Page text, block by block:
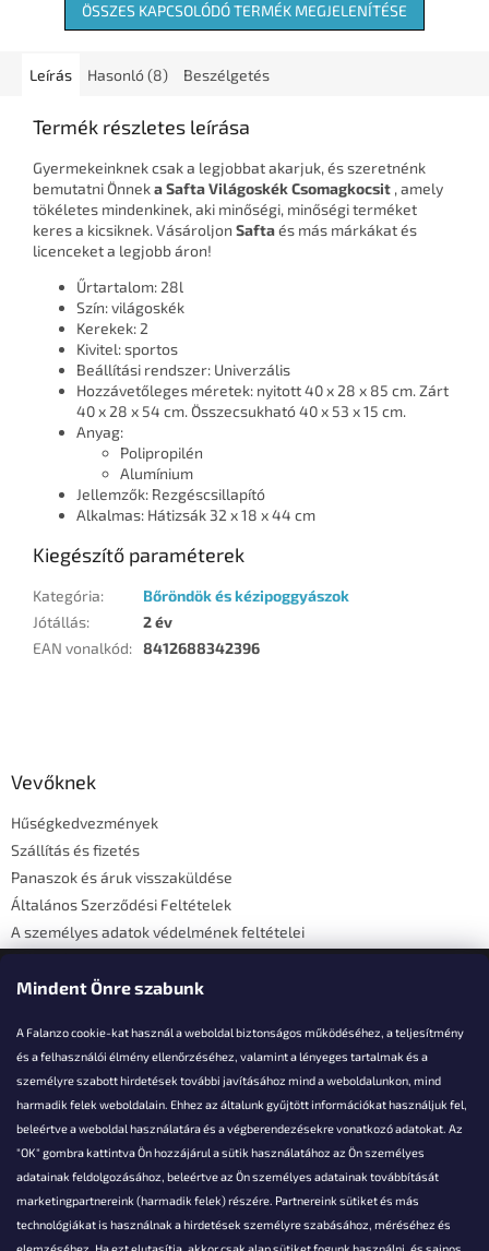
Mindent Önre szabunk
A Falanzo cookie-kat használ a weboldal biztonságos működéséhez, a teljesítmény
és a felhasználói élmény ellenőrzéséhez, valamint a lényeges tartalmak és a
személyre szabott hirdetések további javításához mind a weboldalunkon, mind
harmadik felek weboldalain. Ehhez az általunk gyűjtött információkat használjuk fel,
beleértve a weboldal használatára és a végberendezésekre vonatkozó adatokat. Az
"OK" gombra kattintva Ön hozzájárul a sütik használatához az Ön személyes
adatainak feldolgozásához, beleértve az Ön személyes adatainak továbbítását
marketingpartnereink (harmadik felek) részére. Partnereink sütiket és más
technológiákat is használnak a hirdetések személyre szabásához, méréséhez és
ÖSSZES KAPCSOLÓDÓ TERMÉK MEGJELENÍTÉSE
Leírás Hasonló (8) Beszélgetés
Termék részletes leírása
Gyermekeinknek csak a legjobbat akarjuk, és szeretnénk
bemutatni Önneka Safta Világoskék Csomagkocsit , amely
tökéletes mindenkinek, aki minőségi, minőségi terméket
keres a kicsiknek. Vásároljon Saftaés más márkákat és
licenceket a legjobb áron!
Űrtartalom: 28l
Szín: világoskék
Kerekek: 2
Kivitel: sportos
Beállítási rendszer: Univerzális
Hozzávetőleges méretek: nyitott 40 x 28 x 85 cm. Zárt
40 x 28 x 54 cm. Összecsukható 40 x 53 x 15 cm.
Anyag:
Polipropilén
Alumínium
Jellemzők: Rezgéscsillapító
Alkalmas: Hátizsák 32 x 18 x 44 cm
Kiegészítő paraméterek
Kategória:
Bőröndök és kézipoggyászok
Jótállás:
2 év
EAN vonalkód: 8412688342396
Vevőknek
Hűségkedvezmények
Szállítás és fizetés
Panaszok és áruk visszaküldése
Általános Szerződési Feltételek
A személyes adatok védelmének feltételei
Elérhetőségi adatok
Akarsz kérdezni valamit?
info@falanzo.hu